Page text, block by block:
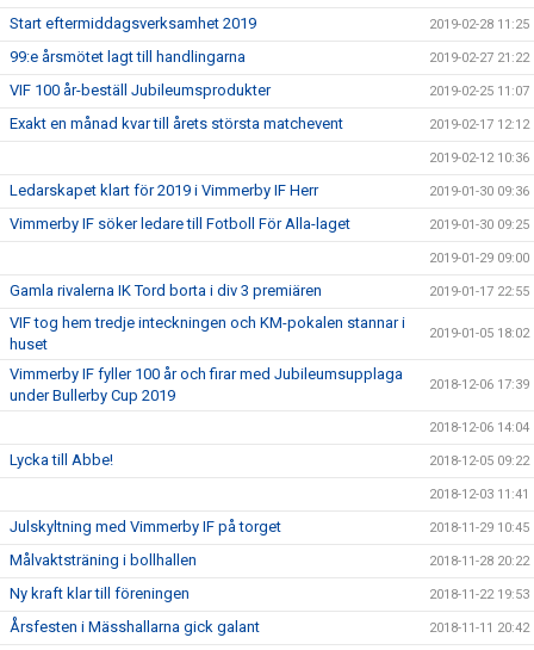
Start eftermiddagsverksamhet 2019 2019-02-28 11:25
99:e årsmötet lagt till handlingarna 2019-02-27 21:22
VIF 100 år-beställ Jubileumsprodukter 2019-02-25 11:07
Exakt en månad kvar till årets största matchevent 2019-02-17 12:12
2019-02-12 10:36
Ledarskapet klart för 2019 i Vimmerby IF Herr 2019-01-30 09:36
Vimmerby IF söker ledare till Fotboll För Alla-laget 2019-01-30 09:25
2019-01-29 09:00
Gamla rivalerna IK Tord borta i div 3 premiären 2019-01-17 22:55
VIF tog hem tredje inteckningen och KM-pokalen stannar i
huset
2019-01-05 18:02
Vimmerby IF fyller 100 år och firar med Jubileumsupplaga
under Bullerby Cup 2019
2018-12-06 17:39
2018-12-06 14:04
Lycka till Abbe! 2018-12-05 09:22
2018-12-03 11:41
Julskyltning med Vimmerby IF på torget 2018-11-29 10:45
Målvaktsträning i bollhallen 2018-11-28 20:22
Ny kraft klar till föreningen 2018-11-22 19:53
Årsfesten i Mässhallarna gick galant 2018-11-11 20:42